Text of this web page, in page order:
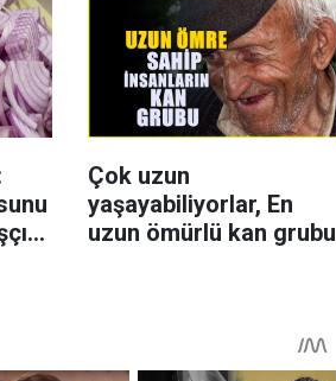
Çok uzun
yaşayabiliyorlar, En
uzun ömürlü kan grubu